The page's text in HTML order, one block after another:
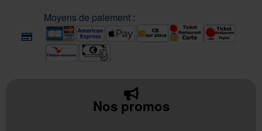
Moyens de paiement :
Nos promos